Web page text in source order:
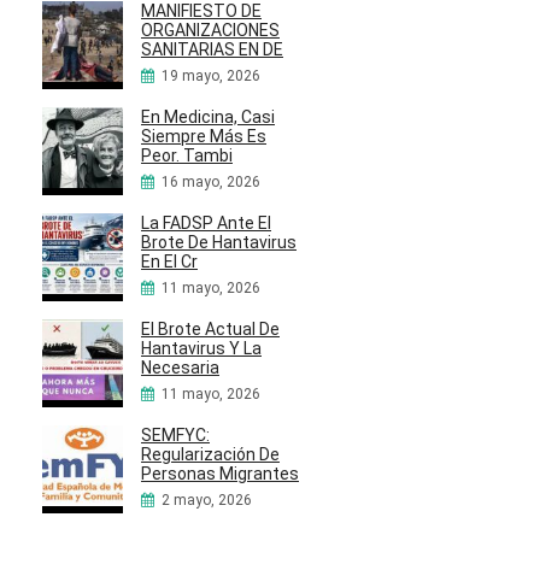
MANIFIESTO DE
ORGANIZACIONES
SANITARIAS EN DE
19 mayo, 2026
En Medicina, Casi
Siempre Más Es
Peor. Tambi
16 mayo, 2026
La FADSP Ante El
Brote De Hantavirus
En El Cr
11 mayo, 2026
El Brote Actual De
Hantavirus Y La
Necesaria
11 mayo, 2026
SEMFYC:
Regularización De
Personas Migrantes
2 mayo, 2026